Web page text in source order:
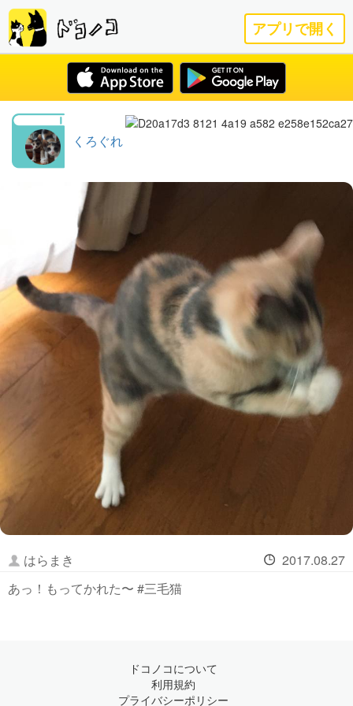
アプリで開く
くろぐれ
はらまき
2017.08.27
あっ！もってかれた〜 #三毛猫
ドコノコについて
利用規約
プライバシーポリシー